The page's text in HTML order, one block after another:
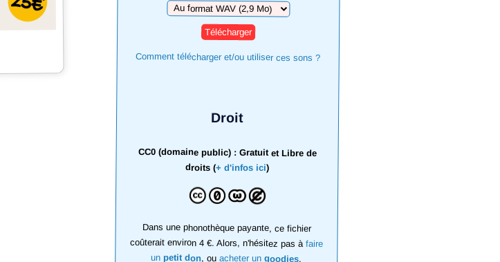
Télécharger
Comment télécharger et/ou utiliser ces sons ?
Droit
CC0 (domaine public) : Gratuit et Libre de
droits (+ d'infos ici)
Dans une phonothèque payante, ce fichier
coûterait environ 4 €. Alors, n'hésitez pas àfaire
un petit don, ouacheter ungoodies.